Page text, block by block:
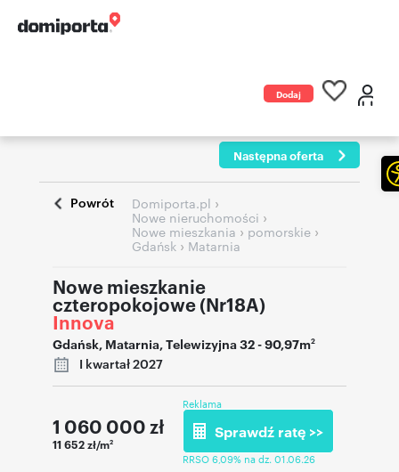
Dodaj
Następna oferta
Powrót Domiporta.pl ›
Nowe nieruchomości ›
Nowe mieszkania › pomorskie ›
Gdańsk › Matarnia
Nowe mieszkanie
czteropokojowe (Nr18A)
Innova
Gdańsk, Matarnia,Telewizyjna 32- 90,97m2
I kwartał 2027
1 060 000 zł
11 652 zł/m2
Reklama
Sprawdź ratę >>
RRSO 6,09% na dz. 01.06.26